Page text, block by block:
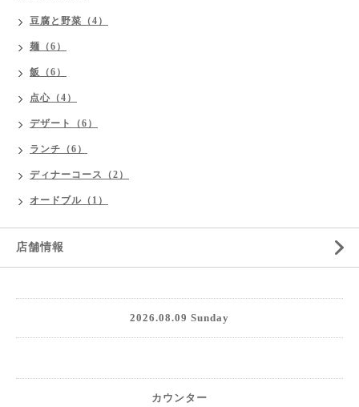
豆腐と野菜（4）
麺（6）
飯（6）
点心（4）
デザート（6）
ランチ（6）
ディナーコース（2）
オードブル（1）
店舗情報
2026.08.09 Sunday
カウンター